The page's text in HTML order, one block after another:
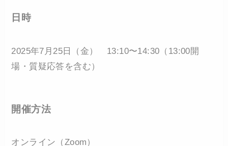
日時
2025年7月25日（金） 13:10〜14:30（13:00開
場・質疑応答を含む）
開催方法
オンライン（Zoom）